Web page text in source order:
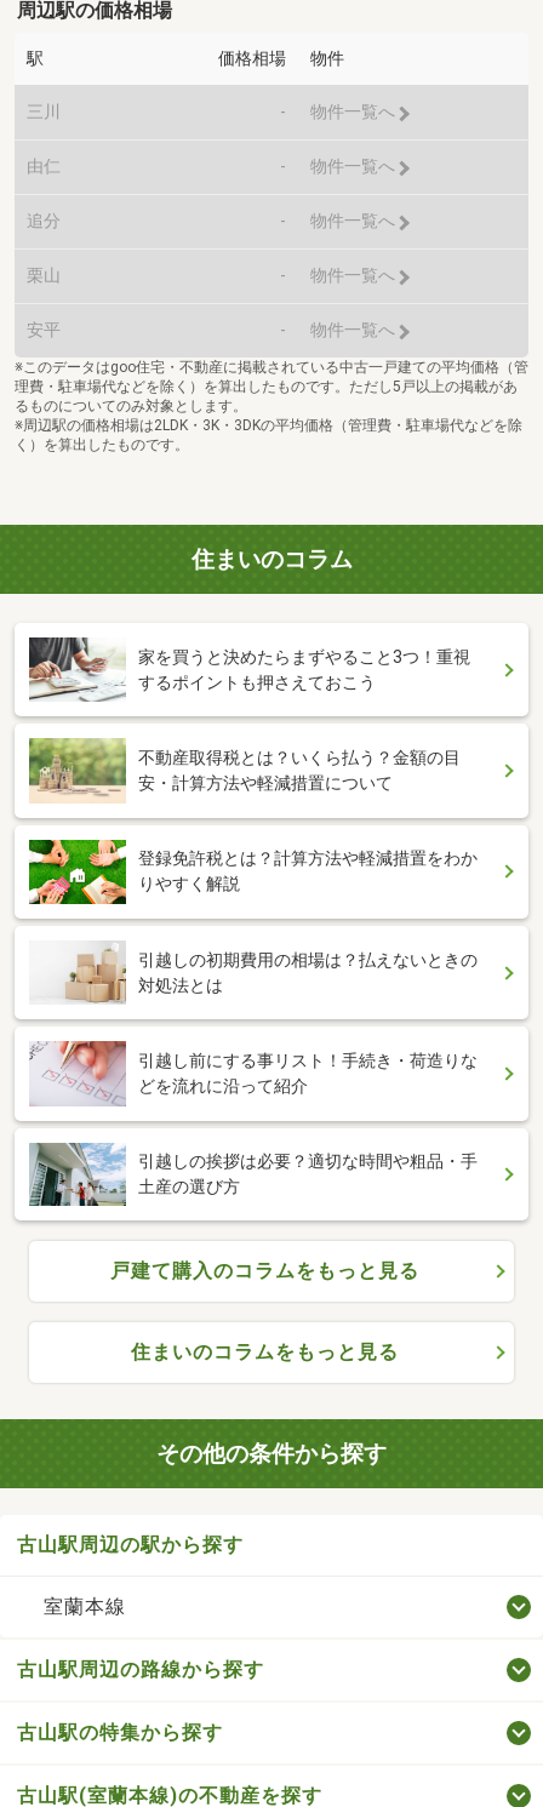
周辺駅の価格相場
駅 価格相場 物件
三川 - 物件一覧へ
由仁 - 物件一覧へ
追分 - 物件一覧へ
栗山 - 物件一覧へ
安平 - 物件一覧へ
※このデータはgoo住宅・不動産に掲載されている中古一戸建ての平均価格（管
理費・駐車場代などを除く）を算出したものです。ただし5戸以上の掲載があ
るものについてのみ対象とします。
※周辺駅の価格相場は2LDK・3K・3DKの平均価格（管理費・駐車場代などを除
く）を算出したものです。
住まいのコラム
家を買うと決めたらまずやること3つ！重視
するポイントも押さえておこう
不動産取得税とは？いくら払う？金額の目
安・計算方法や軽減措置について
登録免許税とは？計算方法や軽減措置をわか
りやすく解説
引越しの初期費用の相場は？払えないときの
対処法とは
引越し前にする事リスト！手続き・荷造りな
どを流れに沿って紹介
引越しの挨拶は必要？適切な時間や粗品・手
土産の選び方
戸建て購入のコラムをもっと見る
住まいのコラムをもっと見る
その他の条件から探す
古山駅周辺の駅から探す
室蘭本線
古山駅周辺の路線から探す
古山駅の特集から探す
古山駅(室蘭本線)の不動産を探す